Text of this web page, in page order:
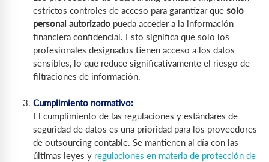
estrictos controles de acceso para garantizar que solo
personal autorizado pueda acceder a la información
financiera confidencial. Esto significa que solo los
profesionales designados tienen acceso a los datos
sensibles, lo que reduce significativamente el riesgo de
filtraciones de información.
Cumplimiento normativo:
El cumplimiento de las regulaciones y estándares de
seguridad de datos es una prioridad para los proveedores
de outsourcing contable. Se mantienen al día con las
últimas leyes y regulaciones en materia de protección de